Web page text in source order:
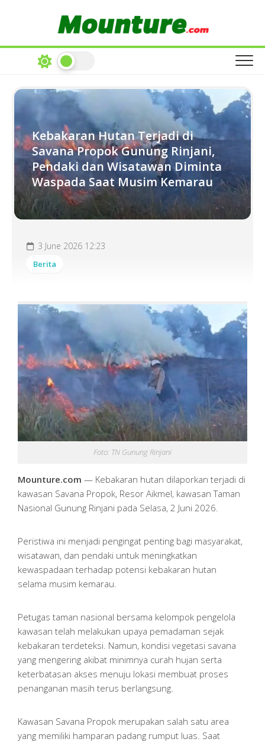
Kebakaran Hutan Terjadi di
Savana Propok Gunung Rinjani,
Pendaki dan Wisatawan Diminta
Waspada Saat Musim Kemarau
3 June 2026 12:23
Berita
Foto: TN Gunung Rinjani
Mounture.com — Kebakaran hutan dilaporkan terjadi di
kawasan Savana Propok, Resor Aikmel, kawasan Taman
Nasional Gunung Rinjani pada Selasa, 2 Juni 2026.
Peristiwa ini menjadi pengingat penting bagi masyarakat,
wisatawan, dan pendaki untuk meningkatkan
kewaspadaan terhadap potensi kebakaran hutan
selama musim kemarau.
Petugas taman nasional bersama kelompok pengelola
kawasan telah melakukan upaya pemadaman sejak
kebakaran terdeteksi. Namun, kondisi vegetasi savana
yang mengering akibat minimnya curah hujan serta
keterbatasan akses menuju lokasi membuat proses
penanganan masih terus berlangsung.
Kawasan Savana Propok merupakan salah satu area
yang memiliki hamparan padang rumput luas. Saat